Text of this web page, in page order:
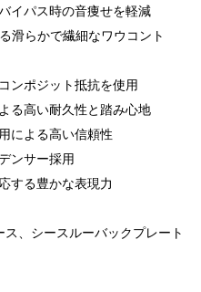
イパス時の音痩せを軽減
滑らかで繊細なワウコント
ンポジット抵抗を使用
る高い耐久性と踏み心地
による高い信頼性
ンサー採用
する豊かな表現力
、シースルーバックプレート